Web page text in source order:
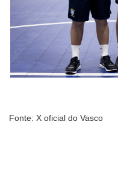
Fonte: X oficial do Vasco